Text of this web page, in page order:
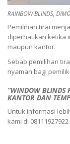
RAINBOW BLINDS,
Pemilihan tirai
diperhatikan ketika
maupun kantor.
Sebab pemilihan
nyaman bagi
“WINDOW BLINDS
KANTOR DAN
Untuk informasi
kami di 08111927922